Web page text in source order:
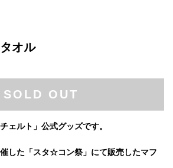
オル
SOLD OUT
ェルト」公式グッズです。
した「スタ☆コン祭」にて販売したマフ